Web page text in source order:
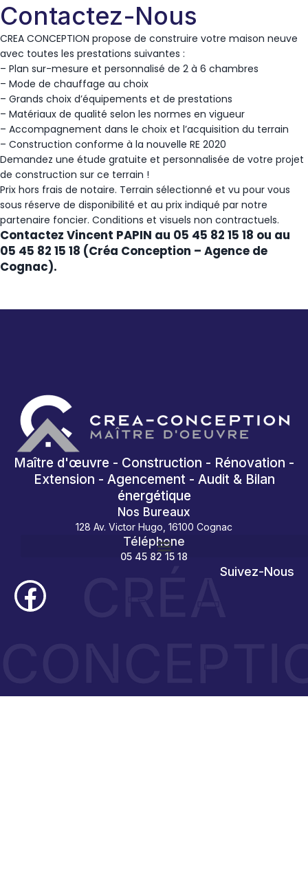
Contactez-Nous
CREA CONCEPTION propose de construire votre maison neuve
avec toutes les prestations suivantes :
– Plan sur-mesure et personnalisé de 2 à 6 chambres
– Mode de chauffage au choix
– Grands choix d’équipements et de prestations
– Matériaux de qualité selon les normes en vigueur
– Accompagnement dans le choix et l’acquisition du terrain
– Construction conforme à la nouvelle RE 2020
Demandez une étude gratuite et personnalisée de votre projet
de construction sur ce terrain !
Prix hors frais de notaire. Terrain sélectionné et vu pour vous
sous réserve de disponibilité et au prix indiqué par notre
partenaire foncier. Conditions et visuels non contractuels.
Contactez Vincent PAPIN au 05 45 82 15 18 ou au
05 45 82 15 18 (Créa Conception – Agence de
Cognac).
Maître d'œuvre - Construction - Rénovation -
Extension - Agencement - Audit & Bilan
énergétique
Nos Bureaux
128 Av. Victor Hugo, 16100 Cognac
Téléphone
05 45 82 15 18
Suivez-Nous
CRÉA